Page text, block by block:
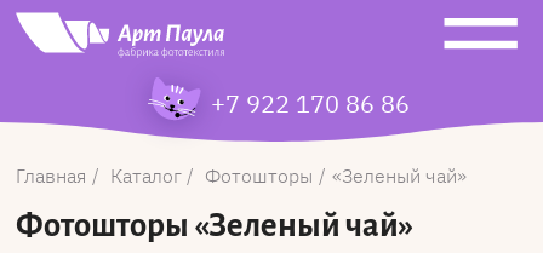
+7 922 170 86 86
Главная Каталог Фотошторы Зеленый чай
Фотошторы «Зеленый чай»